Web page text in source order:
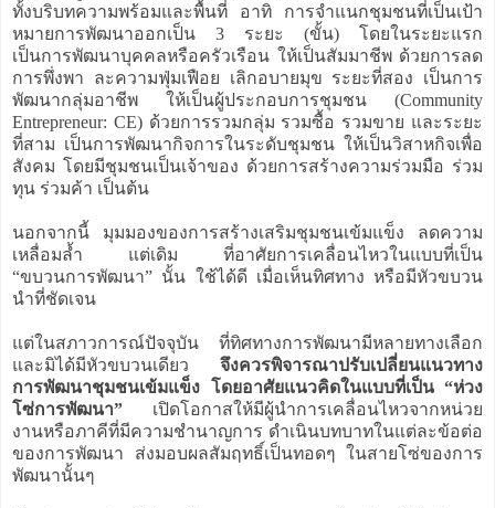
ทั้งบริบทความพร้อมและพื้นที่ อาทิ การจำแนกชุมชนที่เป็นเป้า
หมายการพัฒนาออกเป็น 3 ระยะ (ขั้น) โดยในระยะแรก
เป็นการพัฒนาบุคคลหรือครัวเรือน ให้เป็นสัมมาชีพ ด้วยการลด
การพึ่งพา ละความฟุ่มเฟือย เลิกอบายมุข ระยะที่สอง เป็นการ
พัฒนากลุ่มอาชีพ ให้เป็นผู้ประกอบการชุมชน (Community
Entrepreneur: CE) ด้วยการรวมกลุ่ม รวมซื้อ รวมขาย และระยะ
ที่สาม เป็นการพัฒนากิจการในระดับชุมชน ให้เป็นวิสาหกิจเพื่อ
สังคม โดยมีชุมชนเป็นเจ้าของ ด้วยการสร้างความร่วมมือ ร่วม
ทุน ร่วมค้า เป็นต้น
นอกจากนี้ มุมมองของการสร้างเสริมชุมชนเข้มแข็ง ลดความ
เหลื่อมล้ำ แต่เดิม ที่อาศัยการเคลื่อนไหวในแบบที่เป็น
“ขบวนการพัฒนา” นั้น ใช้ได้ดี เมื่อเห็นทิศทาง หรือมีหัวขบวน
นำที่ชัดเจน
แต่ในสภาวการณ์ปัจจุบัน ที่ทิศทางการพัฒนามีหลายทางเลือก
และมิได้มีหัวขบวนเดียว จึงควรพิจารณาปรับเปลี่ยนแนวทาง
การพัฒนาชุมชนเข้มแข็ง โดยอาศัยแนวคิดในแบบที่เป็น “ห่วง
โซ่การพัฒนา” เปิดโอกาสให้มีผู้นำการเคลื่อนไหวจากหน่วย
งานหรือภาคีที่มีความชำนาญการ ดำเนินบทบาทในแต่ละข้อต่อ
ของการพัฒนา ส่งมอบผลสัมฤทธิ์เป็นทอดๆ ในสายโซ่ของการ
พัฒนานั้นๆ